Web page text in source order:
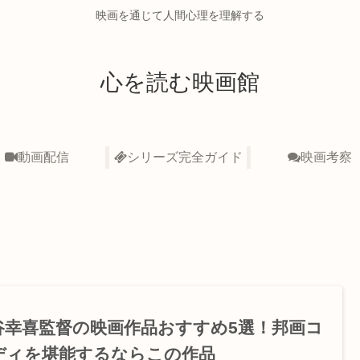
映画を通じて人間心理を理解する
心を読む映画館
動画配信 シリーズ完全ガイド 映画考察
幸喜監督の映画作品おすすめ5選！邦画コ
ィを堪能するならこの作品